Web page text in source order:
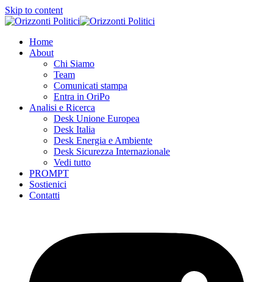
Skip to content
Home
About
Chi Siamo
Team
Comunicati stampa
Entra in OriPo
Analisi e Ricerca
Desk Unione Europea
Desk Italia
Desk Energia e Ambiente
Desk Sicurezza Internazionale
Vedi tutto
PROMPT
Sostienici
Contatti